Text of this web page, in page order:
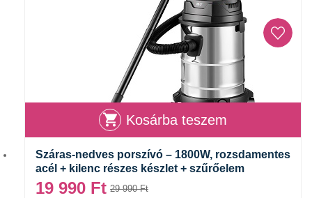
Kosárba teszem
Száras-nedves porszívó – 1800W, rozsdamentes
acél + kilenc részes készlet + szűrőelem
29 990Ft
19 990 Ft